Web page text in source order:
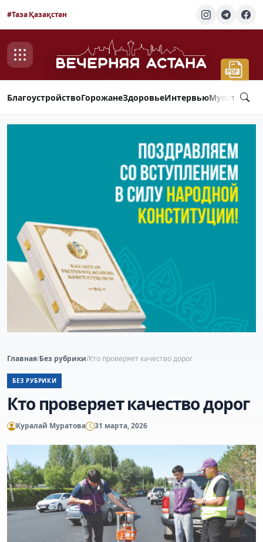
#Таза Қазақстан
БлагоустройствоГорожанеЗдоровьеИнтервью
Главная/Без рубрики/Кто проверяет качество дорог
БЕЗ РУБРИКИ
Кто проверяет качество дорог
Куралай Муратова 31 марта, 2026